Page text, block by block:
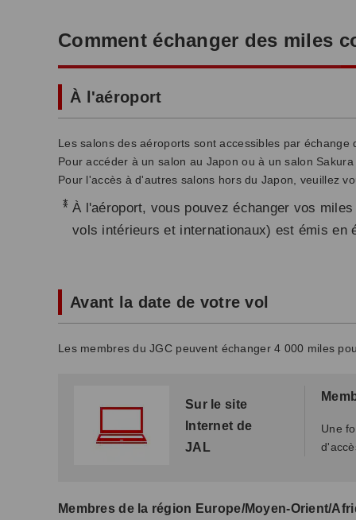
Comment échanger des miles
À l'aéroport
Les salons des aéroports sont accessibles par
Pour accéder à un salon au Japon ou à un salon
Pour l'accès à d'autres salons hors du Japon, veuillez
* À l'aéroport, vous pouvez échanger vos
vols intérieurs et internationaux) est émis en
Avant la date de votre vol
Les membres du JGC peuvent échanger 4 000 miles
Sur le site
Internet de
JAL
Une
Membres de la région Europe/Moyen-Orient/